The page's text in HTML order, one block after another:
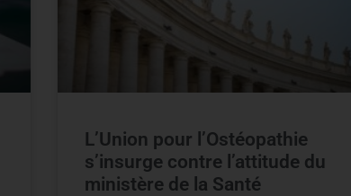
L’Union pour l’Ostéopathie
s’insurge contre l’attitude du
ministère de la Santé